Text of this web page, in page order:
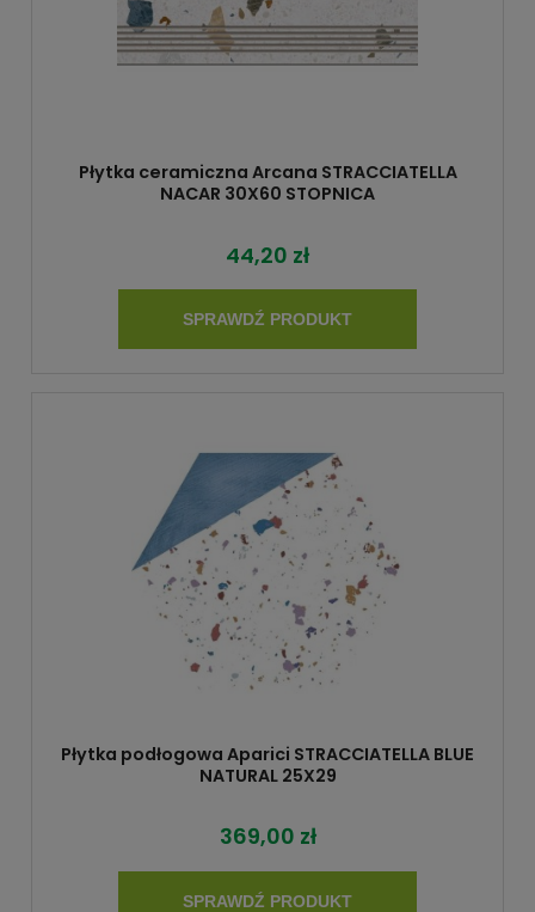
Płytka ceramiczna Arcana STRACCIATELLA
NACAR 30X60 STOPNICA
44,20 zł
SPRAWDŹ PRODUKT
Płytka podłogowa Aparici STRACCIATELLA BLUE
NATURAL 25X29
369,00 zł
SPRAWDŹ PRODUKT